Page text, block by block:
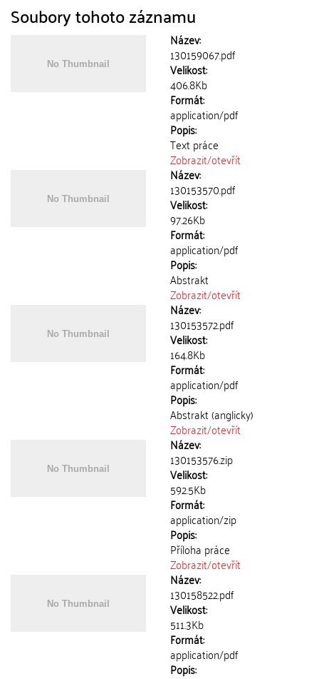
Soubory tohoto záznamu
Název:
130159067.pdf
Velikost:
406.8Kb
Formát:
application/pdf
Popis:
Text práce
Zobrazit/otevřít
Název:
130153570.pdf
Velikost:
97.26Kb
Formát:
application/pdf
Popis:
Abstrakt
Zobrazit/otevřít
Název:
130153572.pdf
Velikost:
164.8Kb
Formát:
application/pdf
Popis:
Abstrakt (anglicky)
Zobrazit/otevřít
Název:
130153576.zip
Velikost:
592.5Kb
Formát:
application/zip
Popis:
Příloha práce
Zobrazit/otevřít
Název:
130158522.pdf
Velikost:
511.3Kb
Formát:
application/pdf
Popis: